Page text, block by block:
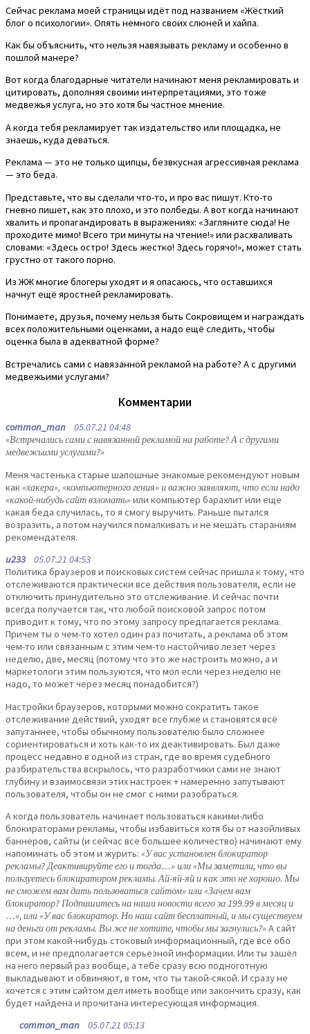
Сейчас реклама моей страницы идёт под названием «Жёсткий
блог о психологии». Опять немного своих слюней и хайпа.
Как бы объяснить, что нельзя навязывать рекламу и особенно в
пошлой манере?
Вот когда благодарные читатели начинают меня рекламировать и
цитировать, дополняя своими интерпретациями, это тоже
медвежья услуга, но это хотя бы частное мнение.
А когда тебя рекламирует так издательство или площадка, не
знаешь, куда деваться.
Реклама — это не только щипцы, безвкусная агрессивная реклама
— это беда.
Представьте, что вы сделали что-то, и про вас пишут. Кто-то
гневно пишет, как это плохо, и это полбеды. А вот когда начинают
хвалить и пропагандировать в выражениях: «Загляните сюда! Не
проходите мимо! Всего три минуты на чтение!» или расхваливать
словами: «Здесь остро! Здесь жестко! Здесь горячо!», может стать
грустно от такого порно.
Из ЖЖ многие блогеры уходят и я опасаюсь, что оставшихся
начнут ещё яростней рекламировать.
Понимаете, друзья, почему нельзя быть Сокровищем и награждать
всех положительными оценками, а надо ещё следить, чтобы
оценка была в адекватной форме?
Встречались сами с навязанной рекламой на работе? А с другими
медвежьими услугами?
Комментарии
common_man 05.07.21 04:48
«Встречались сами с навязанной рекламой на работе? А с другими
медвежьими услугами?»
Меня частенька старые шапошные знакомые рекомендуют новым
как«хакера», «компьютерного гения» и важно заявляют, что если надо
«какой-нибудь сайт взломать»или компьютер барахлит или еще
какая беда случилась, то я смогу выручить. Раньше пытался
возразить, а потом научился помалкивать и не мешать стараниям
рекомендателя.
u233 05.07.21 04:53
Политика браузеров и поисковых систем сейчас пришла к тому, что
отслеживаются практически все действия пользователя, если не
отключить принудительно это отслеживание. И сейчас почти
всегда получается так, что любой поисковой запрос потом
приводит к тому, что по этому запросу предлагается реклама.
Причем ты о чем-то хотел один раз почитать, а реклама об этом
чем-то или связанным с этим чем-то настойчиво лезет через
неделю, две, месяц (потому что это же настроить можно, а и
маркетологи этим пользуются, что мол если через неделю не
надо, то может через месяц понадобится?)
Настройки браузеров, которыми можно сократить такое
отслеживание действий, уходят все глубже и становятся всё
запутаннее, чтобы обычному пользователю было сложнее
сориентироваться и хоть как-то их деактивировать. Был даже
процесс недавно в одной из стран, где во время судебного
разбирательства вскрылось, что разработчики сами не знают
глубину и взаимосвязи этих настроек + намеренно запутывают
пользователя, чтобы он не смог с ними разобраться.
А когда пользователь начинает пользоваться какими-либо
блокираторами рекламы, чтобы избавиться хотя бы от назойливых
баннеров, сайты (и сейчас все большее количество) начинают ему
напоминать об этом и журить: «У вас установлен блокиратор
рекламы? Деактивируйте его и тогда…» или «Мы заметили, что вы
пользуетесь блокиратором рекламы. Ай-яй-яй и как это не хорошо. Мы
не сможем вам дать пользоваться сайтом» или «Зачем вам
блокиратор? Подпишитесь на наши новости всего за 199.99 в месяц и
…», или «У вас блокиратор. Но наш сайт бесплатный, и мы существуем
на деньги от рекламы. Вы же не хотите, чтобы мы загнулись?»А сайт
при этом какой-нибудь стоковый информационный, где все обо
всем, и не предполагается серьезной информации. Или ты зашёл
на него первый раз вообще, а тебе сразу всю подноготную
выкладывают и обвиняют, в том, что ты такой-сякой. И сразу не
хочется с этим сайтом дел иметь вообще или закончить сразу, как
будет найдена и прочитана интересующая информация.
common_man 05.07.21 05:13